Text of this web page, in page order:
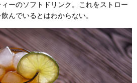
ーのソフトドリンク。これをストロー
んでいるとはわからない。